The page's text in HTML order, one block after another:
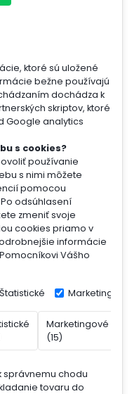
ktoré sú uložené
bežne používajú
dochádza k
skriptov, ktoré
Google analytics
s cookies?
používanie
s nimi môžete
pomocou
odsúhlasení
zmeniť svoje
cookies priamo v
informácie
Vášho
Štatistické Marketingové
Marketingové
(15)
správnemu chodu
tovaru do